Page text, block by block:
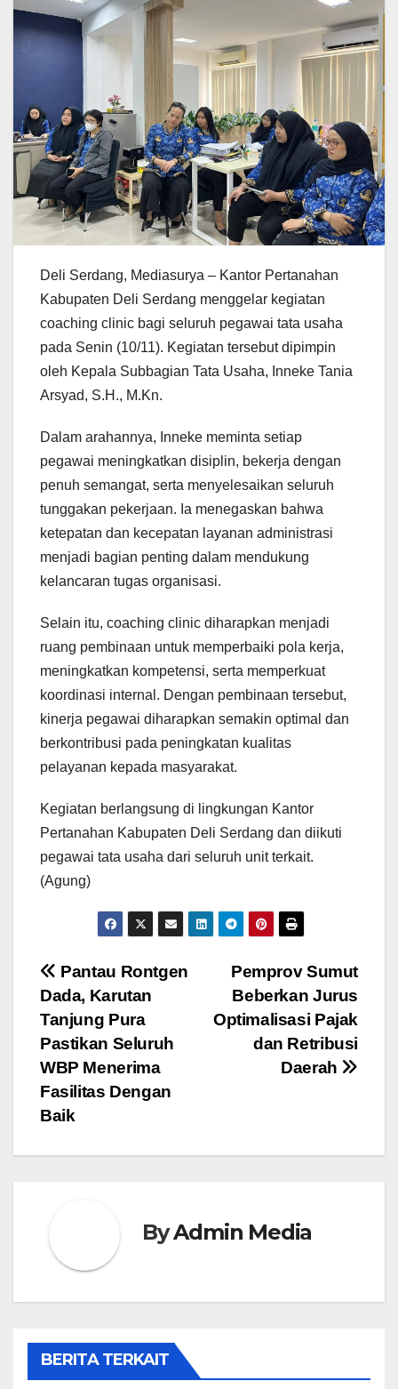
Deli Serdang, Mediasurya – Kantor Pertanahan
Kabupaten Deli Serdang menggelar kegiatan
coaching clinic bagi seluruh pegawai tata usaha
pada Senin (10/11). Kegiatan tersebut dipimpin
oleh Kepala Subbagian Tata Usaha, Inneke Tania
Arsyad, S.H., M.Kn.
Dalam arahannya, Inneke meminta setiap
pegawai meningkatkan disiplin, bekerja dengan
penuh semangat, serta menyelesaikan seluruh
tunggakan pekerjaan. Ia menegaskan bahwa
ketepatan dan kecepatan layanan administrasi
menjadi bagian penting dalam mendukung
kelancaran tugas organisasi.
Selain itu, coaching clinic diharapkan menjadi
ruang pembinaan untuk memperbaiki pola kerja,
meningkatkan kompetensi, serta memperkuat
koordinasi internal. Dengan pembinaan tersebut,
kinerja pegawai diharapkan semakin optimal dan
berkontribusi pada peningkatan kualitas
pelayanan kepada masyarakat.
Kegiatan berlangsung di lingkungan Kantor
Pertanahan Kabupaten Deli Serdang dan diikuti
pegawai tata usaha dari seluruh unit terkait.
(Agung)
Navigasi
pos
Pemprov Sumut
Beberkan Jurus
Optimalisasi Pajak
dan Retribusi
Daerah
Pantau Rontgen
Dada, Karutan
Tanjung Pura
Pastikan Seluruh
WBP Menerima
Fasilitas Dengan
Baik
ByAdmin Media
BERITA TERKAIT